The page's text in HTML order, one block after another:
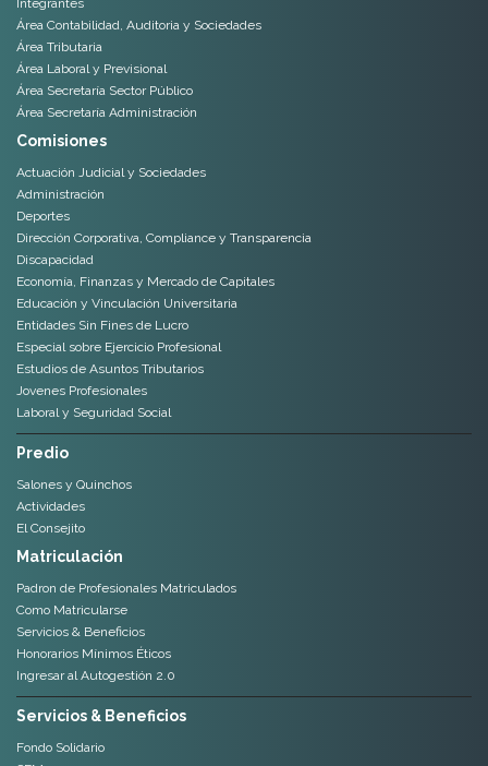
Integrantes
Área Contabilidad, Auditoria y Sociedades
Área Tributaria
Área Laboral y Previsional
Área Secretaría Sector Público
Área Secretaría Administración
Comisiones
Actuación Judicial y Sociedades
Administración
Deportes
Dirección Corporativa, Compliance y Transparencia
Discapacidad
Economía, Finanzas y Mercado de Capitales
Educación y Vinculación Universitaria
Entidades Sin Fines de Lucro
Especial sobre Ejercicio Profesional
Estudios de Asuntos Tributarios
Jovenes Profesionales
Laboral y Seguridad Social
Predio
Salones y Quinchos
Actividades
El Consejito
Matriculación
Padron de Profesionales Matriculados
Como Matricularse
Servicios & Beneficios
Honorarios Mínimos Éticos
Ingresar al Autogestión 2.0
Servicios & Beneficios
Fondo Solidario